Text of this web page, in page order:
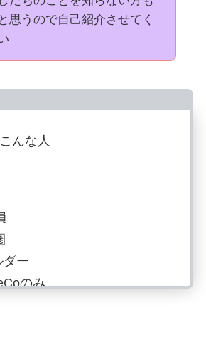
思うので自己紹介させてく
んな人
ダー
のみ